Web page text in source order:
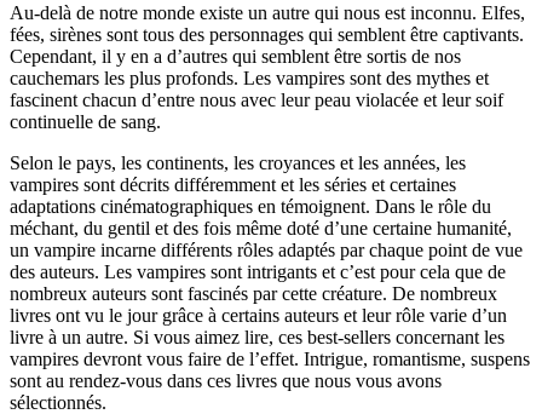
Au-delà de notre monde existe un autre qui nous est inconnu. Elfes,
fées, sirènes sont tous des personnages qui semblent être captivants.
Cependant, il y en a d’autres qui semblent être sortis de nos
cauchemars les plus profonds. Les vampires sont des mythes et
fascinent chacun d’entre nous avec leur peau violacée et leur soif
continuelle de sang.
Selon le pays, les continents, les croyances et les années, les
vampires sont décrits différemment et les séries et certaines
adaptations cinématographiques en témoignent. Dans le rôle du
méchant, du gentil et des fois même doté d’une certaine humanité,
un vampire incarne différents rôles adaptés par chaque point de vue
des auteurs. Les vampires sont intrigants et c’est pour cela que de
nombreux auteurs sont fascinés par cette créature. De nombreux
livres ont vu le jour grâce à certains auteurs et leur rôle varie d’un
livre à un autre. Si vous aimez lire, ces best-sellers concernant les
vampires devront vous faire de l’effet. Intrigue, romantisme, suspens
sont au rendez-vous dans ces livres que nous vous avons
sélectionnés.